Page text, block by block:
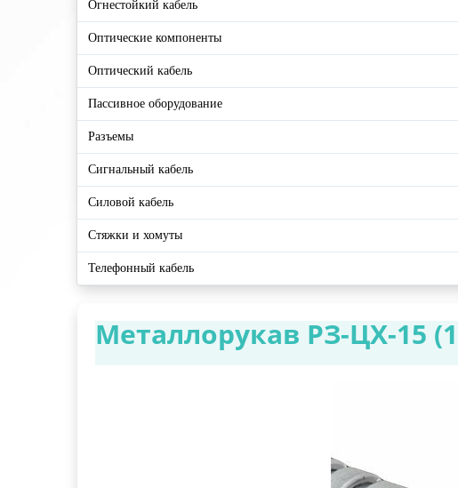
Огнестойкий кабель
Оптические компоненты
Оптический кабель
Пассивное оборудование
Разъемы
Сигнальный кабель
Силовой кабель
Стяжки и хомуты
Телефонный кабель
Металлорукав РЗ-ЦХ-15